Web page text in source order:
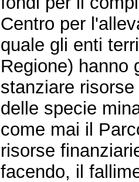
Centro per
quale gli enti
Regione) hanno
stanziare
delle specie
come mai il
risorse
facendo, il